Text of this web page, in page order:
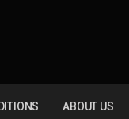
ABOUT US